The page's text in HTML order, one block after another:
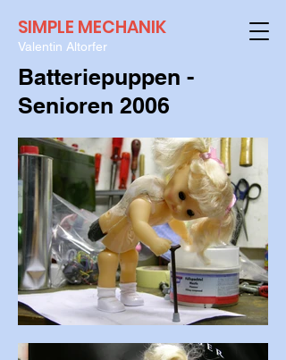
SIMPLE MECHANIK
Valentin Altorfer
Batteriepuppen -
Senioren 2006